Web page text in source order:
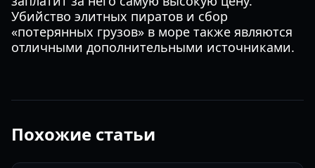
Убийство элитных пиратов и сбор
«потерянных грузов» в море также являются
отличными дополнительными источниками.
Похожие статьи